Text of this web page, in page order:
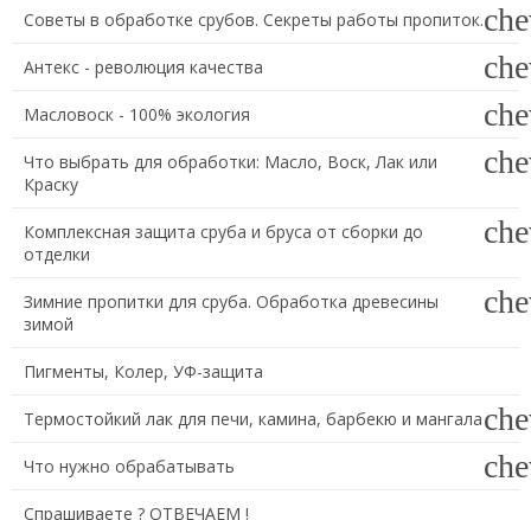
Советы в обработке срубов. Секреты работы пропиток.
Антекс - революция качества
Масловоск - 100% экология
Что выбрать для обработки: Масло, Воск, Лак или
Краску
Комплексная защита сруба и бруса от сборки до
отделки
Зимние пропитки для сруба. Обработка древесины
зимой
Пигменты, Колер, УФ-защита
Термостойкий лак для печи, камина, барбекю и мангала
Что нужно обрабатывать
Спрашиваете ? ОТВЕЧАЕМ !